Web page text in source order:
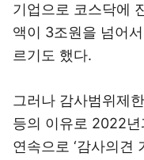
기업으로 코스닥에
액이 3조원을 넘어
르기도 했다.
그러나 감사범위제
등의 이유로 2022
연속으로 ‘감사의견